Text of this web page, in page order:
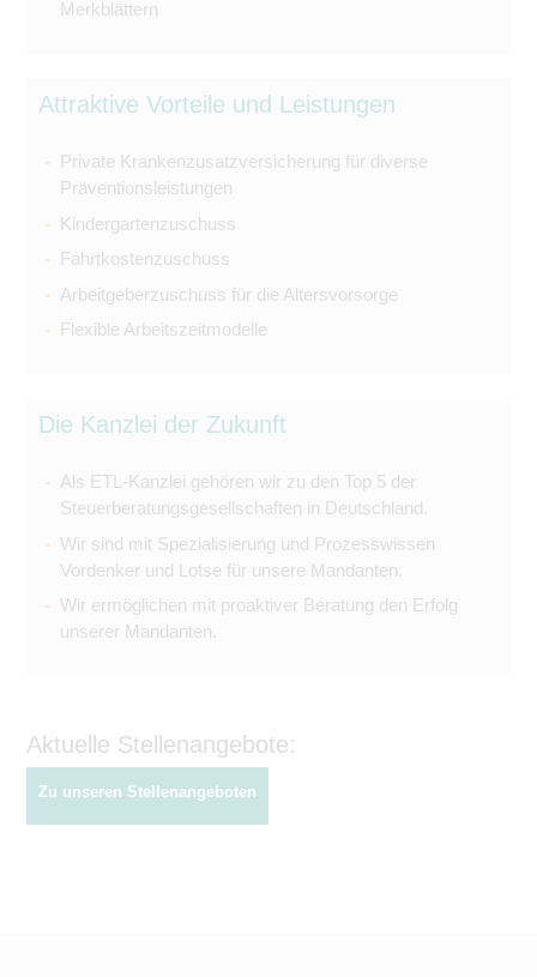
Merkblättern
Attraktive Vorteile und Leistungen
Private Krankenzusatzversicherung für diverse
Präventionsleistungen
Kindergartenzuschuss
Fahrtkostenzuschuss
Arbeitgeberzuschuss für die Altersvorsorge
Flexible Arbeitszeitmodelle
Die Kanzlei der Zukunft
Als ETL-Kanzlei gehören wir zu den Top 5 der
Steuerberatungsgesellschaften in Deutschland.
Wir sind mit Spezialisierung und Prozesswissen
Vordenker und Lotse für unsere Mandanten.
Wir ermöglichen mit proaktiver Beratung den Erfolg
unserer Mandanten.
Aktuelle Stellenangebote:
Zu unseren Stellenangeboten